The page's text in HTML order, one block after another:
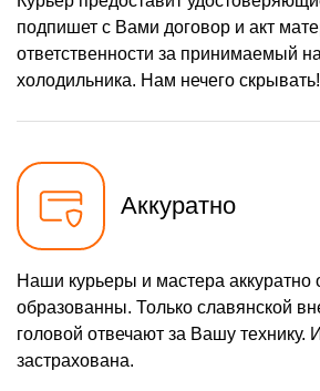
подпишет с Вами договор и акт
ответственности за принимаемый
холодильника. Нам нечего скрывать!
Аккуратно
Наши курьеры и мастера
образованны. Только славянской
головой отвечают за Вашу технику.
застрахована.